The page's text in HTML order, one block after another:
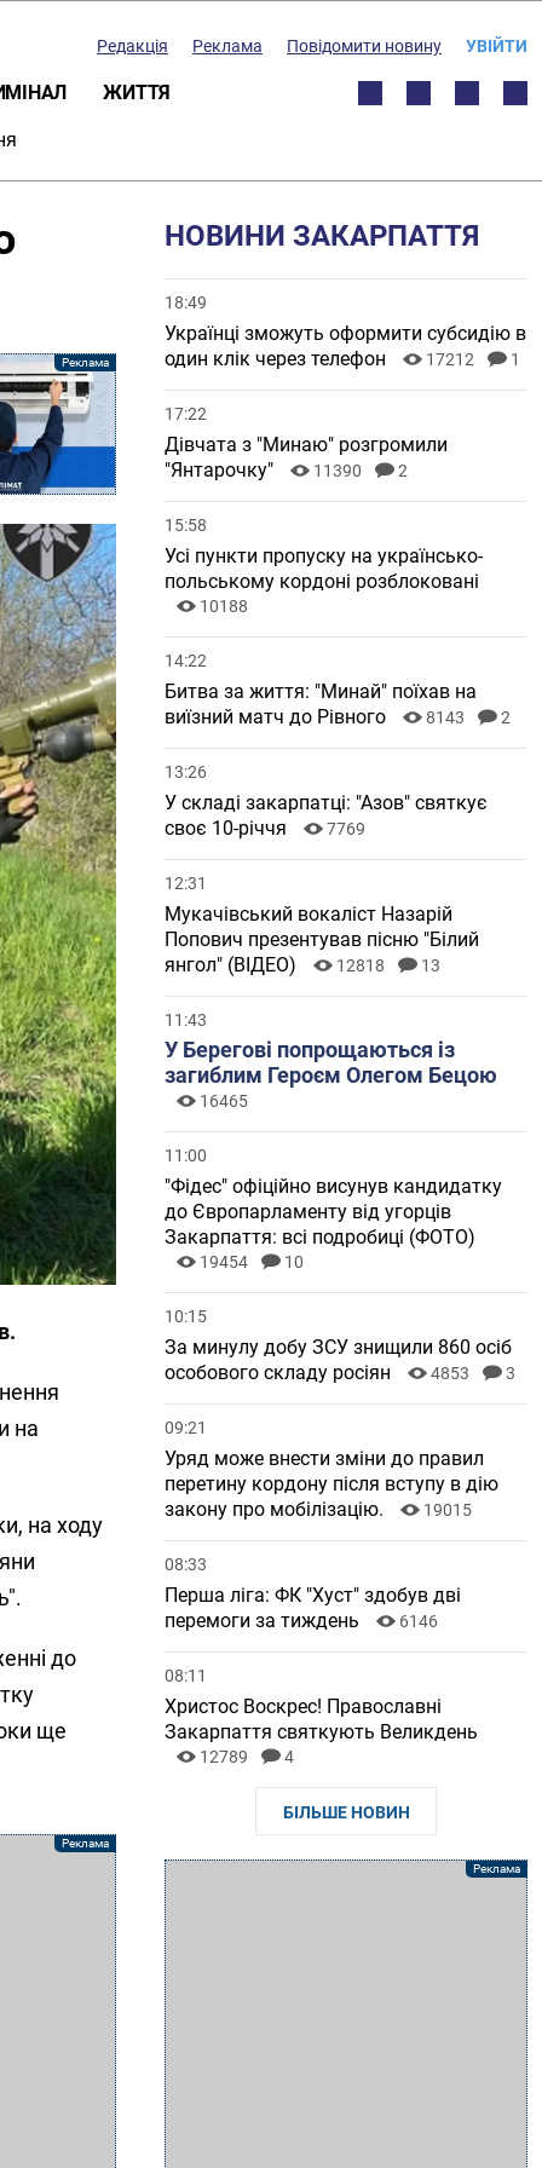
Редакція Реклама Повідомити новину УВІЙТИ
ЖИТТЯ
на
на ходу
до
ще
НОВИНИ ЗАКАРПАТТЯ
18:49
Українці зможуть оформити субсидію в
один клік через телефон
17212 1
17:22
Дівчата з "Минаю" розгромили
"Янтарочку"
11390 2
15:58
Усі пункти пропуску на українсько-
польському кордоні розблоковані
10188
14:22
Битва за життя: "Минай" поїхав на
виїзний матч до Рівного
8143 2
13:26
У складі закарпатці: "Азов" святкує
своє 10-річчя
7769
12:31
Мукачівський вокаліст Назарій
Попович презентував пісню "Білий
янгол" (ВІДЕО)
12818 13
11:43
У Берегові попрощаються із
загиблим Героєм Олегом Бецою
16465
11:00
"Фідес" офіційно висунув кандидатку
до Європарламенту від угорців
Закарпаття: всі подробиці (ФОТО)
19454 10
10:15
За минулу добу ЗСУ знищили 860 осіб
особового складу росіян
4853 3
09:21
Уряд може внести зміни до правил
перетину кордону після вступу в дію
закону про мобілізацію.
19015
08:33
Перша ліга: ФК "Хуст" здобув дві
перемоги за тиждень
6146
08:11
Христос Воскрес! Православні
Закарпаття святкують Великдень
12789 4
БІЛЬШЕ НОВИН